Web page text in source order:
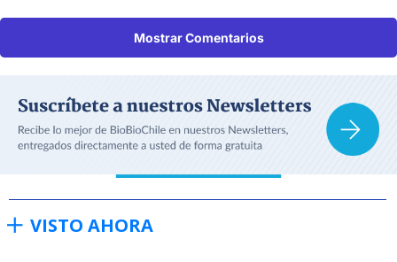
Mostrar Comentarios
VISTO AHORA